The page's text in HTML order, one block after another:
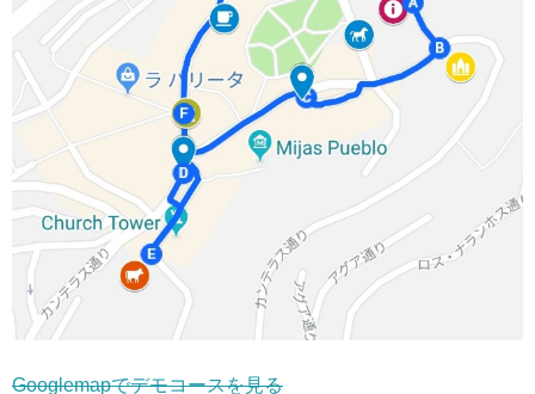
Googlemapでデモコースを見る